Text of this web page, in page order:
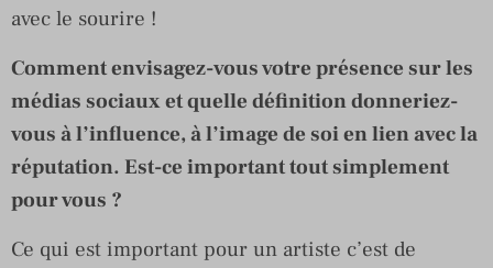
avec le sourire !
Comment envisagez-vous votre présence sur les
médias sociaux et quelle définition donneriez-
vous à l’influence, à l’image de soi en lien avec la
réputation. Est-ce important tout simplement
pour vous ?
Ce qui est important pour un artiste c’est de